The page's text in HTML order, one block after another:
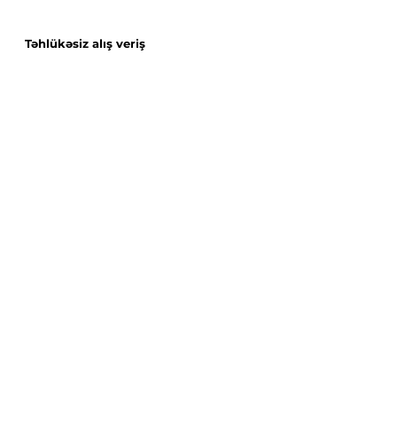
Təhlükəsiz alış veriş